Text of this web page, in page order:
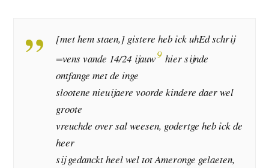
[met hem staen,] gistere heb ick uhEd schrij
=vens vande 14/24 ijauw9 hier sijnde
ontfange met de inge
slootene nieuijaere voorde kindere daer wel
groote
vreuchde over sal weesen, godertge heb ick de
heer
sij gedanckt heel wel tot Ameronge gelaeten,